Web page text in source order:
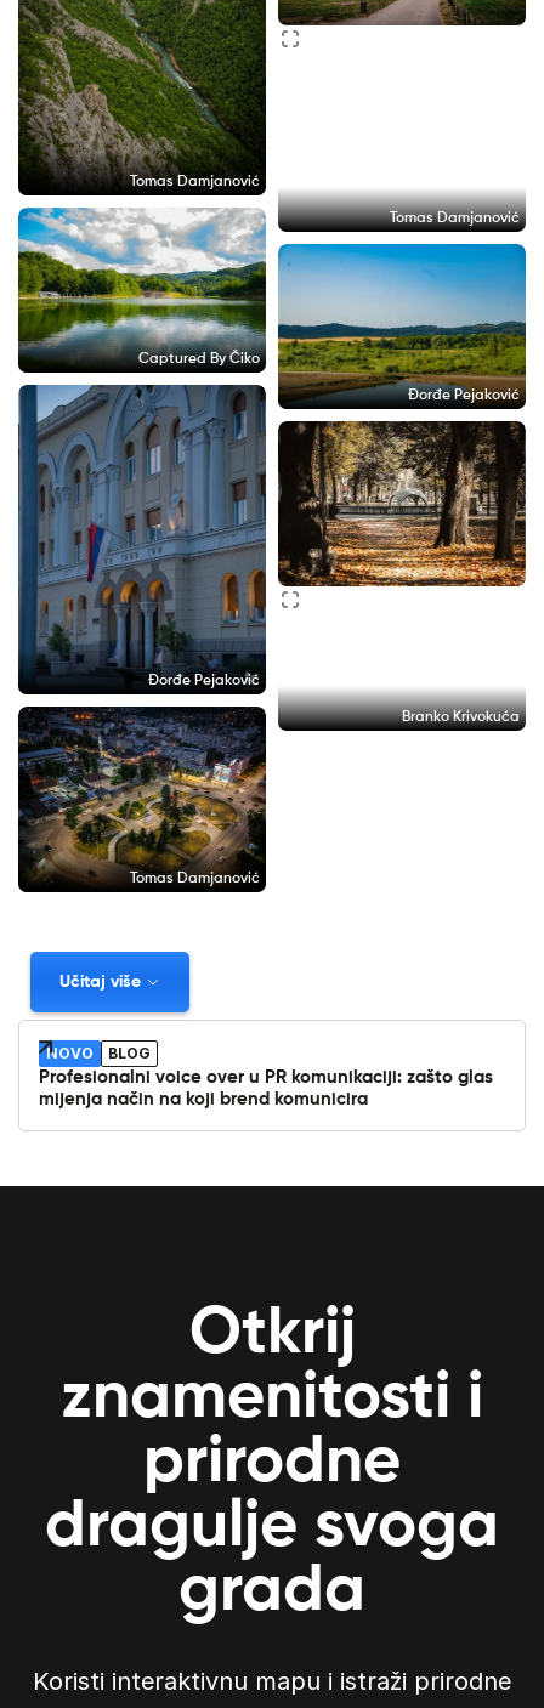
Tomas Damjanović
Tomas Damjanović
Captured By Čiko
Đorđe Pejaković
Đorđe Pejaković
Branko Krivokuća
Tomas Damjanović
Učitaj više
NOVO
BLOG
Profesionalni voice over u PR komunikaciji: zašto glas
mijenja način na koji brend komunicira
Otkrij
znamenitosti i
prirodne
dragulje svoga
grada
Koristi interaktivnu mapu i istraži prirodne